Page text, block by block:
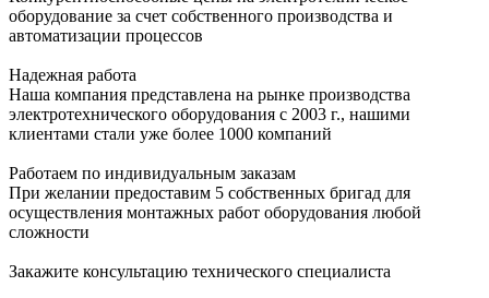
оборудование за счет собственного производства и
автоматизации процессов
Надежная работа
Наша компания представлена на рынке производства
электротехнического оборудования с 2003 г., нашими
клиентами стали уже более 1000 компаний
Работаем по индивидуальным заказам
При желании предоставим 5 собственных бригад для
осуществления монтажных работ оборудования любой
сложности
Закажите консультацию технического специалиста